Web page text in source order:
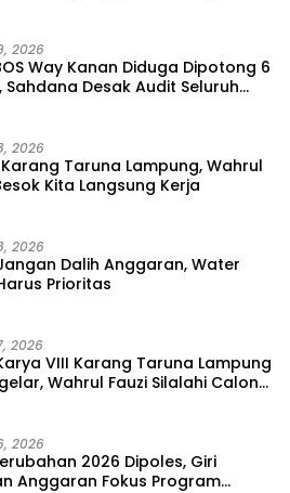
2026
Way Kanan Diduga Dipotong 6
Sahdana Desak Audit Seluruh
2026
Karang Taruna Lampung, Wahrul
Kita Langsung Kerja
2026
Dalih Anggaran, Water
Prioritas
2026
VIII Karang Taruna Lampung
Wahrul Fauzi Silalahi Calon
2026
2026 Dipoles, Giri
Anggaran Fokus Program